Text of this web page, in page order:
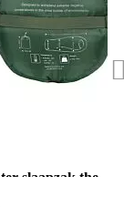
slaapzak the